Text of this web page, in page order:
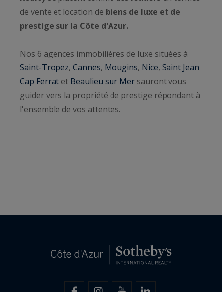
de vente et location de biens de luxe et de
prestige sur la Côte d'Azur.
Nos 6 agences immobilières de luxe situées à
Saint-Tropez, Cannes, Mougins, Nice, Saint Jean
Cap Ferrat et Beaulieu sur Mer sauront vous
guider vers la propriété de prestige répondant à
l'ensemble de vos attentes.